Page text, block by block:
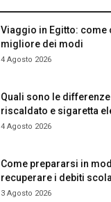
Viaggio in Egitto: come
migliore dei modi
4 Agosto 2026
Quali sono le
riscaldato e sigaretta
4 Agosto 2026
Come prepararsi in
recuperare i debiti
3 Agosto 2026